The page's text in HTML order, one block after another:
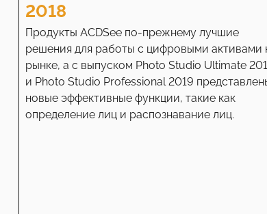
2018
Продукты ACDSee по-прежнему лучшие
решения для работы с цифровыми активами
рынке, а с выпуском Photo Studio Ultimate
и Photo Studio Professional 2019
новые эффективные функции, такие как
определение лиц и распознавание лиц.